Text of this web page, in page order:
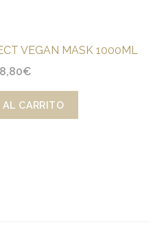
VEGAN MASK 1000ML
€
CARRITO